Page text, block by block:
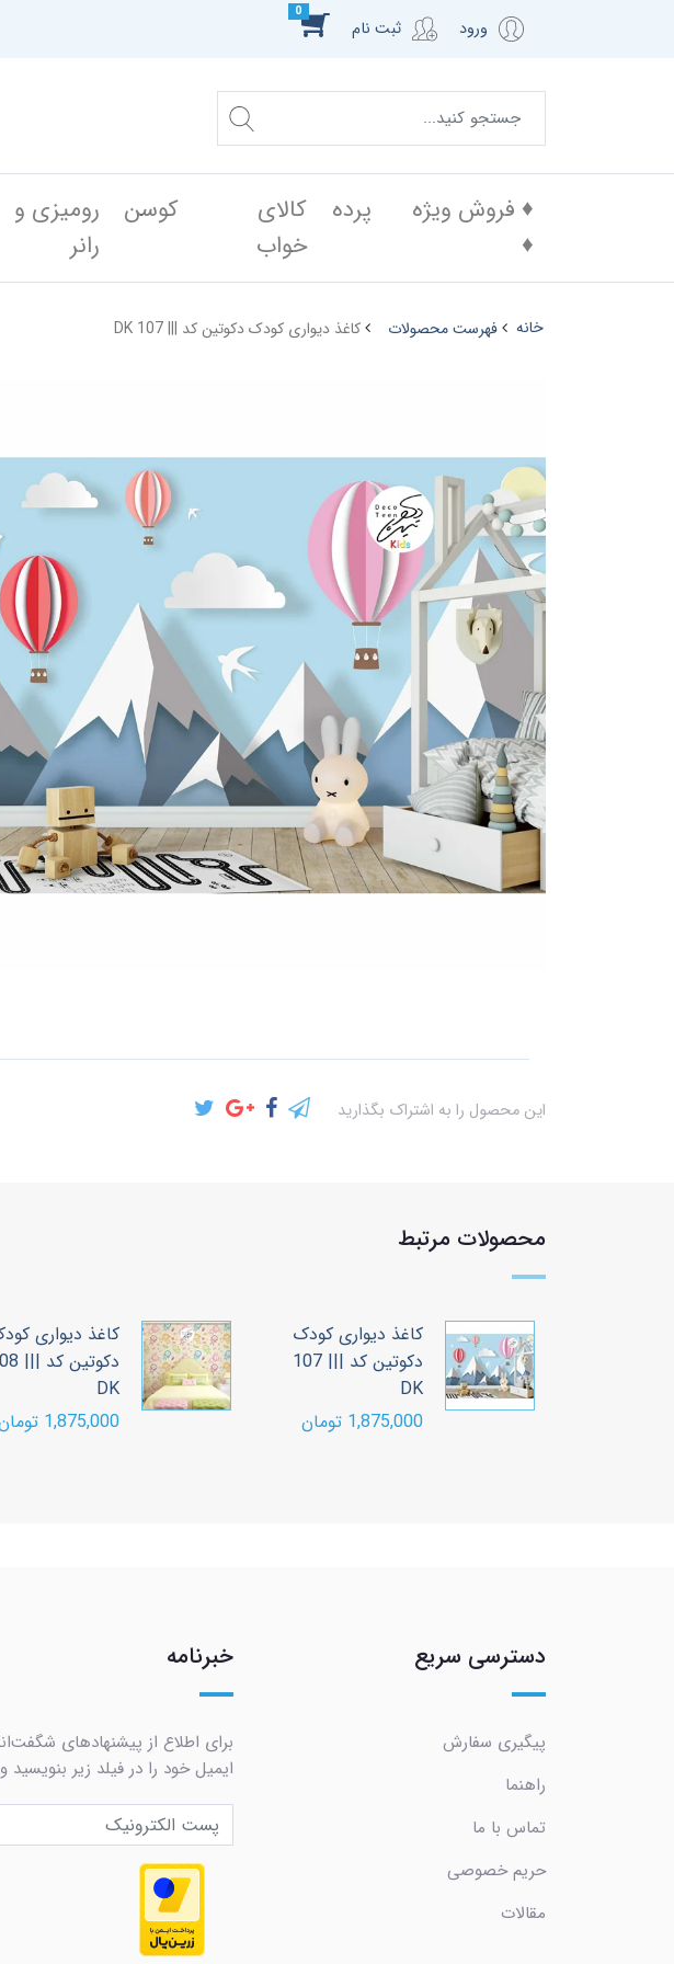
ورود ثبت نام
0
♦️ فروش ویژه
♦️
پرده
کالای
خواب
کوسن
رومیزی و
رانر
خانه فهرست محصولات کاغذ دیواری کودک دکوتین کد ||| 107 DK
این محصول را به اشتراک بگذارید
محصولات مرتبط
کاغذ دیواری کودک
دکوتین کد ||| 107
DK
1,875,000 تومان
کاغذ دیواری
دکوتین
DK
1,875,000 تومان
دسترسی سریع
پیگیری سفارش
راهنما
تماس با ما
حریم خصوصی
مقالات
خبرنامه
برای اطلاع از پیشنهادهای
ایمیل خود را در فیلد زیر بنویسید